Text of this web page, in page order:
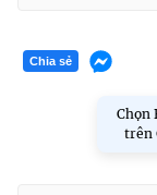
Chia sẻ
Chọn
trên